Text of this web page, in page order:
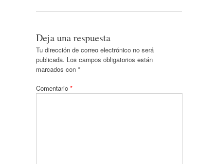
Deja una respuesta
Tu dirección de correo electrónico no será
publicada. Los campos obligatorios están
marcados con *
Comentario *